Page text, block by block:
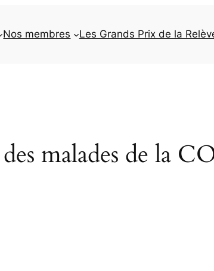
Nos membres Les Grands Prix de la
malades de la